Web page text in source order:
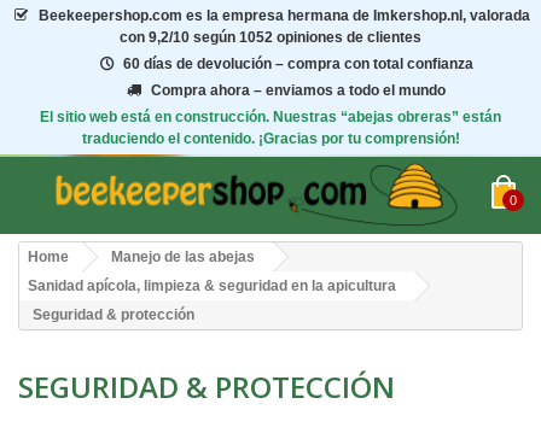
Beekeepershop.com es la empresa hermana de Imkershop.nl, valorada
con 9,2/10 según 1052 opiniones de clientes
60 días de devolución – compra con total confianza
Compra ahora – enviamos a todo el mundo
El sitio web está en construcción. Nuestras “abejas obreras” están
traduciendo el contenido. ¡Gracias por tu comprensión!
0
Home
Manejo de las abejas
Sanidad apícola, limpieza & seguridad en la apicultura
Seguridad & protección
SEGURIDAD & PROTECCIÓN